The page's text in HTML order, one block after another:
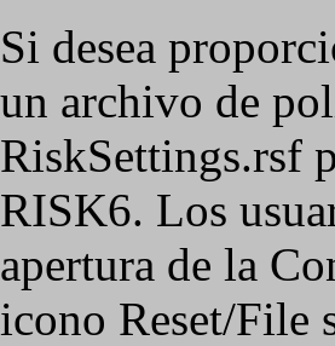
Si desea
un archivo de
RiskSettings.rsf
RISK6. Los
apertura de la
icono Reset/File